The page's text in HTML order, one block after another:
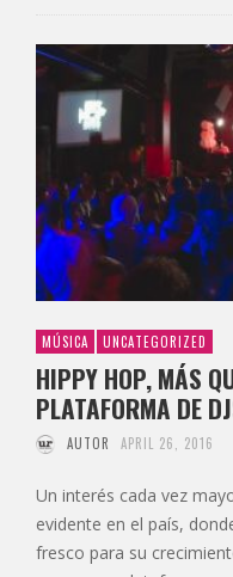
MÚSICA UNCATEGORIZED
HIPPY HOP, MÁS
PLATAFORMA DE
AUTOR APRIL 26, 2016
Un interés cada vez
evidente en el país,
fresco para su